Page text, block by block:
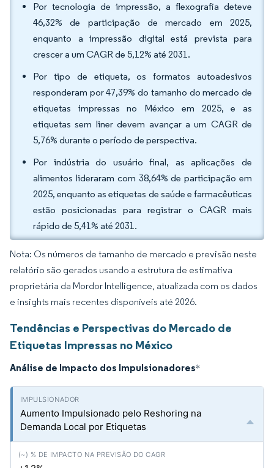
Por tecnologia de impressão, a flexografia deteve
46,32% de participação de mercado em 2025,
enquanto a impressão digital está prevista para
crescer a um CAGR de 5,12% até 2031.
Por tipo de etiqueta, os formatos autoadesivos
responderam por 47,39% do tamanho do mercado de
etiquetas impressas no México em 2025, e as
etiquetas sem liner devem avançar a um CAGR de
5,76% durante o período de perspectiva.
Por indústria do usuário final, as aplicações de
alimentos lideraram com 38,64% de participação em
2025, enquanto as etiquetas de saúde e farmacêuticas
estão posicionadas para registrar o CAGR mais
rápido de 5,41% até 2031.
Nota: Os números de tamanho de mercado e previsão neste
relatório são gerados usando a estrutura de estimativa
proprietária da Mordor Intelligence, atualizada com os dados
e insights mais recentes disponíveis até 2026.
Tendências e Perspectivas do Mercado de
Etiquetas Impressas no México
Análise de Impacto dos Impulsionadores*
Aumento Impulsionado pelo Reshoring na
Demanda Local por Etiquetas